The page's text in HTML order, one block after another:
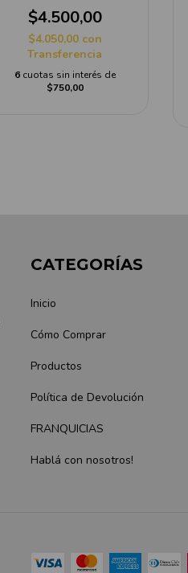
$4.500,00
$4.050,00 con
Transferencia
6 cuotas sin interés de
$750,00
CATEGORÍAS
Inicio
Cómo Comprar
Productos
Política de Devolución
FRANQUICIAS
Hablá con nosotros!